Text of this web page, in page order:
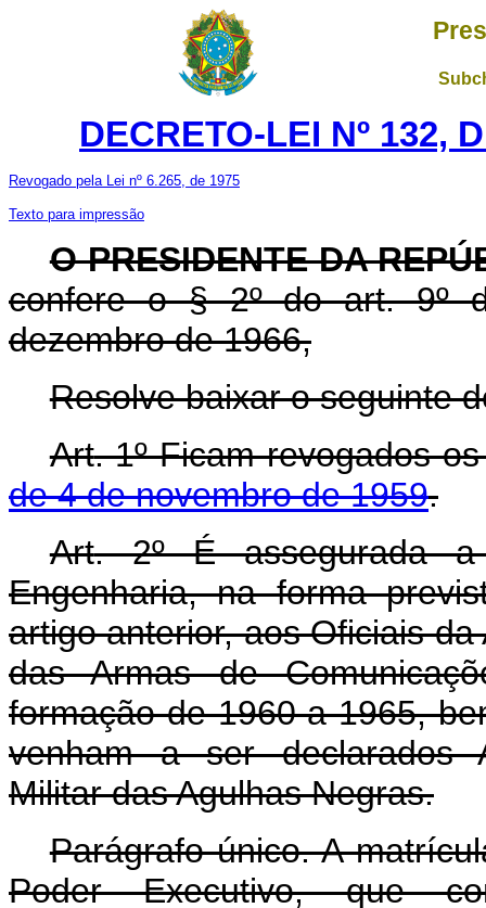
DECRETO-LEI Nº 132,
Revogado pela Lei nº 6.265, de 1975
Texto para impressão
O PRESIDENTE DA
confere o § 2º do art. 9º
dezembro de 1966,
Resolve baixar o seguinte
Art. 1º Ficam revogados
de 4 de novembro de 1959.
Art. 2º É assegurada
Engenharia, na forma
artigo anterior, aos Oficiais
das Armas de
formação de 1960 a 1965,
venham a ser declarados
Militar das Agulhas Negras.
Parágrafo único. A
Poder Executivo, que